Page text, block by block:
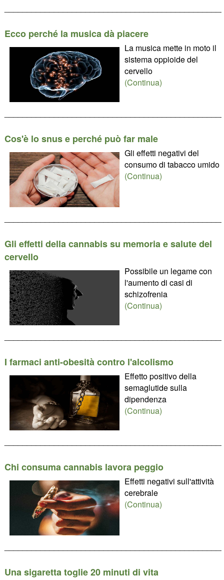
Ecco perché la musica dà piacere
La musica mette in moto il
sistema oppioide del
cervello
(Continua)
Cos'è lo snus e perché può far male
Gli effetti negativi del
consumo di tabacco umido
(Continua)
Gli effetti della cannabis su memoria e salute del
cervello
Possibile un legame con
l'aumento di casi di
schizofrenia
(Continua)
I farmaci anti-obesità contro l'alcolismo
Effetto positivo della
semaglutide sulla
dipendenza
(Continua)
Chi consuma cannabis lavora peggio
Effetti negativi sull'attività
cerebrale
(Continua)
Una sigaretta toglie 20 minuti di vita